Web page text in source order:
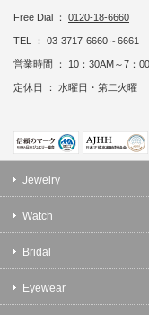
Free Dial ： 0120-18-6660
TEL ： 03-3717-6660～6661
営業時間 ： 10：30AM～7：
定休日 ： 水曜日・第二火曜
Jewelry
Watch
Bridal
Eyewear